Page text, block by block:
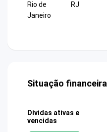
Rio de
Janeiro
RJ
Situação financeira
Dívidas ativas e
vencidas